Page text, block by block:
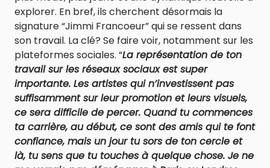
explorer. En bref, ils cherchent désormais la
signature “Jimmi Francoeur” qui se ressent dans
son travail. La clé? Se faire voir, notamment sur les
plateformes sociales. “La représentation de ton
travail sur les réseaux sociaux est super
importante. Les artistes qui n’investissent pas
suffisamment sur leur promotion et leurs visuels,
ce sera difficile de percer. Quand tu commences
ta carrière, au début, ce sont des amis qui te font
confiance, mais un jour tu sors de ton cercle et
là, tu sens que tu touches à quelque chose. Je ne